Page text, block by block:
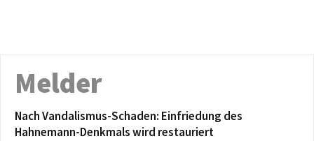
Melder
Nach Vandalismus-Schaden: Einfriedung des
Hahnemann-Denkmals wird restauriert